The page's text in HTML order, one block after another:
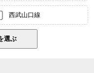
西武山口線